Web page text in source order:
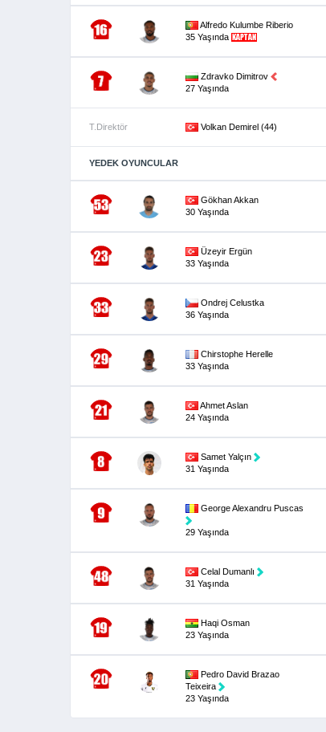
Alfredo Kulumbe Riberio
35 Yaşında
Zdravko Dimitrov
27 Yaşında
T.Direktör Volkan Demirel (44)
YEDEK OYUNCULAR
Gökhan Akkan
30 Yaşında
Üzeyir Ergün
33 Yaşında
Ondrej Celustka
36 Yaşında
Chirstophe Herelle
33 Yaşında
Ahmet Aslan
24 Yaşında
Samet Yalçın
31 Yaşında
George Alexandru Puscas
29 Yaşında
Celal Dumanlı
31 Yaşında
Haqi Osman
23 Yaşında
Pedro David Brazao
Teixeira
23 Yaşında